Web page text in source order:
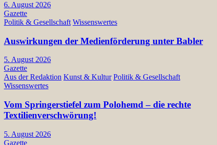
6. August 2026
Gazette
Politik & Gesellschaft Wissenswertes
Auswirkungen der Medienförderung unter Babler
5. August 2026
Gazette
Aus der Redaktion Kunst & Kultur Politik & Gesellschaft
Wissenswertes
Vom Springerstiefel zum Polohemd – die rechte
Textilienverschwörung!
5. August 2026
Gazette